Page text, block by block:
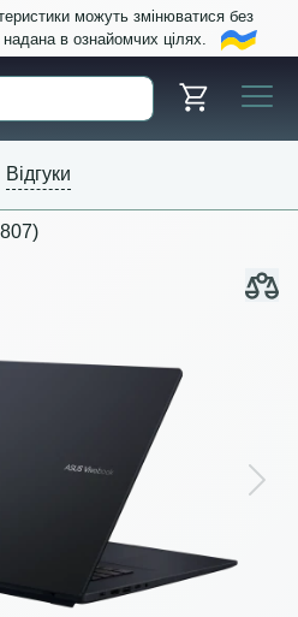
можуть змінюватися без
в ознайомчих цілях.
Відгуки
Next